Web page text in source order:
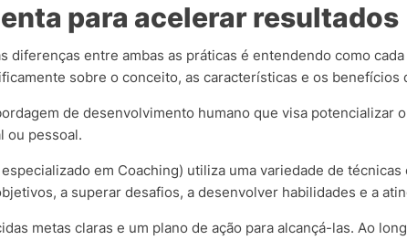
para acelerar resultados
diferenças entre ambas as práticas é entendendo como cada
sobre o conceito, as características e os benefícios
de desenvolvimento humano que visa potencializar
ou pessoal.
em Coaching) utiliza uma variedade de técnicas
a superar desafios, a desenvolver habilidades e a
metas claras e um plano de ação para alcançá-las. Ao